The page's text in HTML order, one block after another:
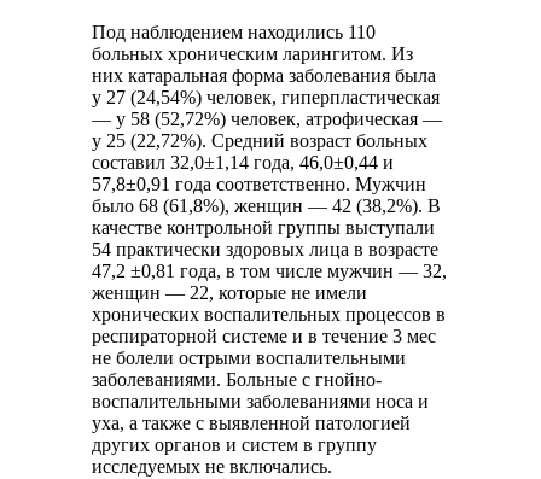
Под наблюдением находились 110
больных хроническим ларингитом. Из
них катаральная форма заболевания была
у 27 (24,54%) человек, гиперпластическая
— у 58 (52,72%) человек, атрофическая —
у 25 (22,72%). Средний возраст больных
составил 32,0±1,14 года, 46,0±0,44 и
57,8±0,91 года соответственно. Мужчин
было 68 (61,8%), женщин — 42 (38,2%). В
качестве контрольной группы выступали
54 практически здоровых лица в возрасте
47,2 ±0,81 года, в том числе мужчин — 32,
женщин — 22, которые не имели
хронических воспалительных процессов в
респираторной системе и в течение 3 мес
не болели острыми воспалительными
заболеваниями. Больные с гнойно-
воспалительными заболеваниями носа и
уха, а также с выявленной патологией
других органов и систем в группу
исследуемых не включались.